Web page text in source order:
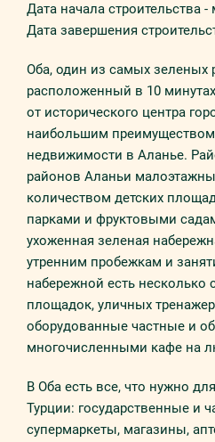
Дата начала строительства -
Дата завершения
Оба, один из самых зеленых
расположенный в 10
от исторического центра
наибольшим
недвижимости в Аланье.
районов Аланьи
количеством детских
парками и фруктовыми
ухоженная зеленая
утренним пробежкам и
набережной есть несколько
площадок, уличных
оборудованные частные и
многочисленными кафе на
В Оба есть все, что нужно
Турции: государственные и
супермаркеты, магазины,